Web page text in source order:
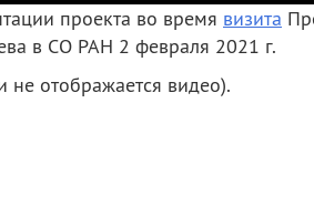
проекта во время визита
в СО РАН 2 февраля 2021 г.
не отображается видео).